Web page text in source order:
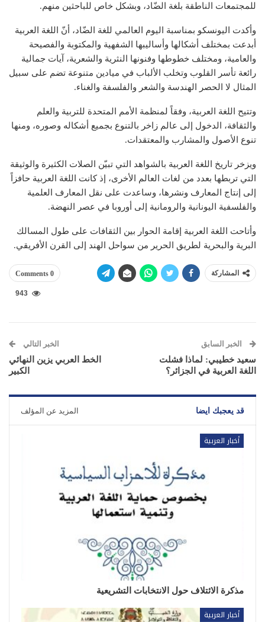
للمجتمعات الناطقة بلغة الضّاد، وبشكل خاص للباحثين منهم.
وأكدت اليونسكو بمناسبة اليوم العالمي للغة الضّاد، أنّ اللغة العربية
أبدعت بمختلف أشكالها وأساليبها الشفهية والمكتوبة والفصيحة
والعامية، ومختلف خطوطها وفنونها النثرية والشعرية، آيات جمالية
رائعة تأسر القلوب وتخلب الألباب في ميادين متنوعة تضم على سبيل
المثال لا الحصر الهندسة والشعر والفلسفة والغناء.
وتتيح اللغة العربية، وفقاً لمنظمة الأمم المتحدة للتربية والعلم
والثقافة، الدخول إلى عالم زاخر بالتنوع بجميع أشكاله وصوره، ومنها
تنوع الأصول والمشارب والمعتقدات.
ويزخر تاريخ اللغة العربية بالشواهد التي تبيّن الصلات الكثيرة والوثيقة
التي تربطها بعدد من لغات العالم الأخرى، إذ كانت اللغة العربية حافزاً
إلى إنتاج المعارف ونشرها، وساعدت على نقل المعارف العلمية
والفلسفية اليونانية والرومانية إلى أوروبا في عصر النهضة.
وأتاحت اللغة العربية إقامة الحوار بين الثقافات على طول المسالك
البرية والبحرية لطريق الحرير من سواحل الهند إلى القرن الأفريقي.
المشاركة 0 Comments
943
الخبر السابق
سعيد خطيبي: لماذا فشلت
اللغة العربية في الجزائر؟
الخبر التالي
الخط العربي يزين النهائي
الكبير
قد يعجبك ايضا المزيد عن المؤلف
أخبار العربية
مذكرة الائتلاف حول الانتخابات التشريعية
أخبار العربية